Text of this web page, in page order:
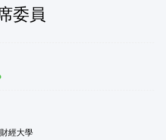
委員
經大學